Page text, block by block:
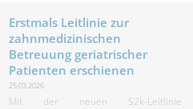
Erstmals Leitlinie zur
zahnmedizinischen
Betreuung geriatrischer
Patienten erschienen
25.03.2026
Mit der neuen S2k-Leitlinie